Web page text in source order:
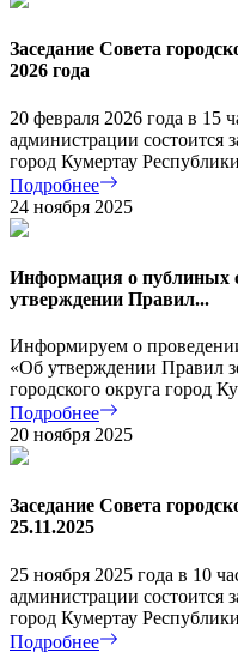
Заседание Совета
2026 года
20 февраля 2026 года в 15
администрации состоится
город Кумертау
Подробнее
24 ноября 2025
Информация о публиных
утверждении Правил...
Информируем о
«Об утверждении Правил
городского округа город
Подробнее
20 ноября 2025
Заседание Совета
25.11.2025
25 ноября 2025 года в 10
администрации состоится
город Кумертау
Подробнее